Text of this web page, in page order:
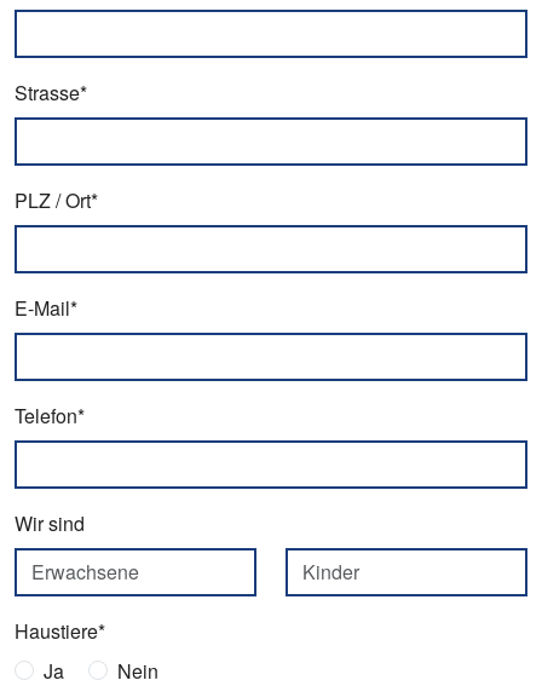
Strasse*
PLZ / Ort*
E-Mail*
Telefon*
Wir sind
Haustiere*
Ja
Nein